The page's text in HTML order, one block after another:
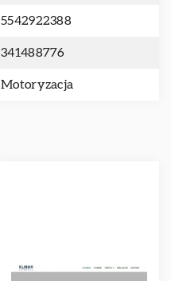
5542922388
341488776
Motoryzacja